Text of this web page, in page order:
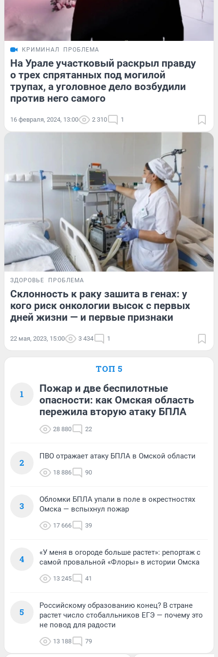
КРИМИНАЛ ПРОБЛЕМА
На Урале участковый раскрыл правду
о трех спрятанных под могилой
трупах, а уголовное дело возбудили
против него самого
16 февраля, 2024, 13:00 2 310 1
ЗДОРОВЬЕ ПРОБЛЕМА
Склонность к раку зашита в генах: у
кого риск онкологии высок с первых
дней жизни — и первые признаки
22 мая, 2023, 15:00 3 434 1
ТОП 5
1
Пожар и две беспилотные
опасности: как Омская область
пережила вторую атаку БПЛА
28 880 22
2
ПВО отражает атаку БПЛА в Омской области
18 886 90
3
Обломки БПЛА упали в поле в окрестностях
Омска — вспыхнул пожар
17 666 39
4
«У меня в огороде больше растет»: репортаж с
самой провальной «Флоры» в истории Омска
13 245 41
5
Российскому образованию конец? В стране
растет число стобалльников ЕГЭ — почему это
не повод для радости
13 188 79